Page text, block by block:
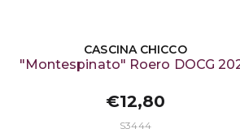
CASCINA CHICCO
"Montespinato" Roero DOCG
€12,80
S3444